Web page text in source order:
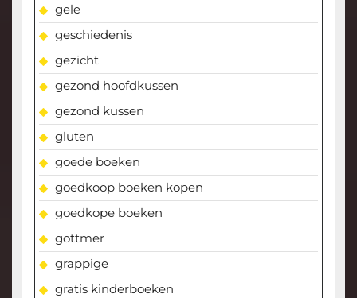
gele
geschiedenis
gezicht
gezond hoofdkussen
gezond kussen
gluten
goede boeken
goedkoop boeken kopen
goedkope boeken
gottmer
grappige
gratis kinderboeken